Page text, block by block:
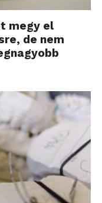
megy el
de nem